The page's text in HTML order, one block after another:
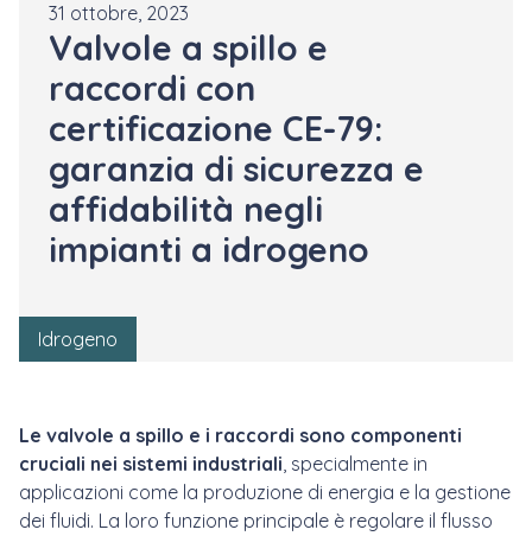
31 ottobre, 2023
Valvole a spillo e
raccordi con
certificazione CE-79:
garanzia di sicurezza e
affidabilità negli
impianti a idrogeno
Idrogeno
Le valvole a spillo e i raccordi sono componenti
cruciali nei sistemi industriali, specialmente in
applicazioni come la produzione di energia e la gestione
dei fluidi. La loro funzione principale è regolare il flusso